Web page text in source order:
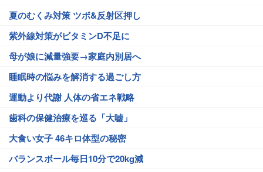
夏のむくみ対策 ツボ&反射区押し
紫外線対策がビタミンD不足に
母が娘に減量強要→家庭内別居へ
睡眠時の悩みを解消する過ごし方
運動より代謝 人体の省エネ戦略
歯科の保健治療を巡る「大嘘」
大食い女子 46キロ体型の秘密
バランスボール毎日10分で20kg減